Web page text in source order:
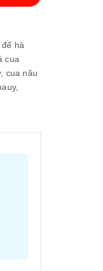
hà
cua
cua nâu